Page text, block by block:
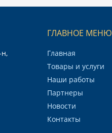
ГЛАВНОЕ МЕНЮ
Главная
Товары и услуги
Наши работы
Партнеры
Новости
Контакты